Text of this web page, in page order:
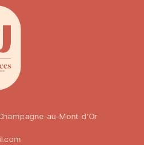
au-Mont-d'Or